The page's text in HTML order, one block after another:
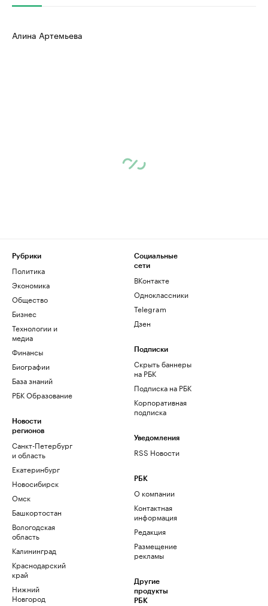
Алина Артемьева
Рубрики
Политика
Экономика
Общество
Бизнес
Технологии и
медиа
Финансы
Биографии
База знаний
РБК Образование
Новости
регионов
Санкт-Петербург
и область
Екатеринбург
Новосибирск
Омск
Башкортостан
Вологодская
область
Калининград
Краснодарский
край
Нижний
Новгород
Социальные
сети
ВКонтакте
Одноклассники
Telegram
Дзен
Подписки
Скрыть баннеры
на РБК
Подписка на РБК
Корпоративная
подписка
Уведомления
RSS Новости
РБК
О компании
Контактная
информация
Редакция
Размещение
рекламы
Другие
продукты
РБК